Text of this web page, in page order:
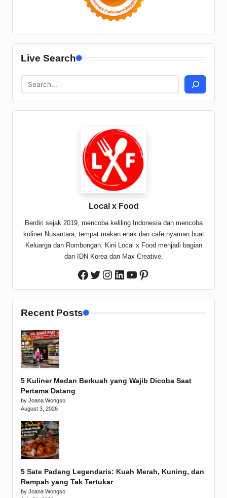
Live Search
Local x Food
Berdiri sejak 2019, mencoba keliling Indonesia dan mencoba
kuliner Nusantara, tempat makan enak dan cafe nyaman buat
Keluarga dan Rombongan. Kini Local x Food menjadi bagian
dari IDN Korea dan Max Creative.
Facebook
Twitter
Instagram
LinkedIn
YouTube
Pinterest
Recent Posts
5 Kuliner Medan Berkuah yang Wajib Dicoba Saat
Pertama Datang
by Joana Wongso
August 3, 2026
5 Sate Padang Legendaris: Kuah Merah, Kuning, dan
Rempah yang Tak Tertukar
by Joana Wongso